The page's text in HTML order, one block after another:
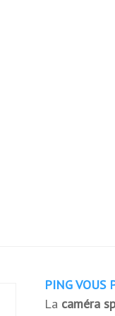
PING VOUS
La caméra
Longueur